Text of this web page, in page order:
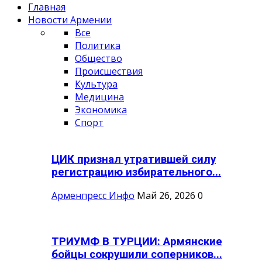
Главная
Новости Армении
Все
Политика
Общество
Происшествия
Культура
Медицина
Экономика
Спорт
ЦИК признал утратившей силу
регистрацию избирательного...
Арменпресс Инфо Май 26, 2026 0
ТРИУМФ В ТУРЦИИ: Армянские
бойцы сокрушили соперников...